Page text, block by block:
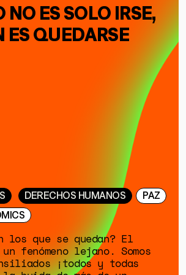
NO ES SOLO IRSE,
ES QUEDARSE
DERECHOS HUMANOS
PAZ
los que se quedan? El
fenómeno lejano. Somos
¡todos y todas